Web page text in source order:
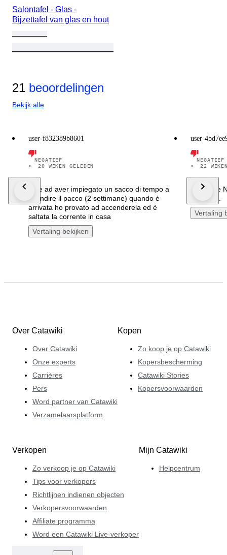
Salontafel - Glas -
Bijzettafel van glas en hout
21 beoordelingen
Bekijk alle
user-f832389b8601
NEGATIEF
•
20 WEKEN GELEDEN
oltre ad aver impiegato un sacco di tempo a
spendire il pacco (2 settimane) quando è
arrivata ho provato ad accenderela ed è
saltata la corrente in casa
Vertaling bekijken
user-
NEGATIEF
•
22
extensive
Vertaling
Over Catawiki
Over Catawiki
Onze experts
Carrières
Pers
Word partner van Catawiki
Verzamelaarsplatform
Kopen
Zo koop je op Catawiki
Kopersbescherming
Catawiki Stories
Kopersvoorwaarden
Verkopen
Zo verkoop je op Catawiki
Tips voor verkopers
Richtlijnen indienen objecten
Verkopersvoorwaarden
Affiliate programma
Word een Catawiki Live-verkoper
Mijn Catawiki
Helpcentrum